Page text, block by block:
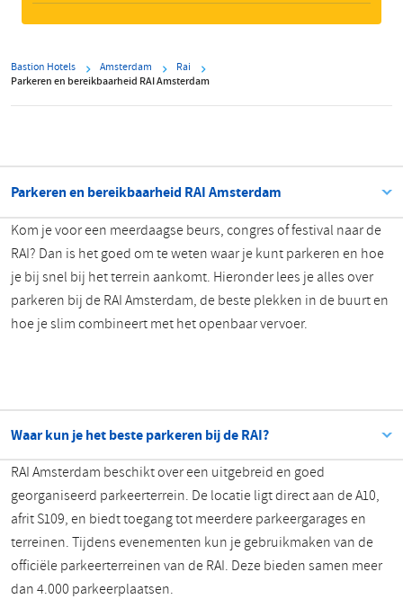
Bastion Hotels Amsterdam
Rai
Parkeren en bereikbaarheid RAI Amsterdam
Parkeren en bereikbaarheid RAI Amsterdam
Kom je voor een meerdaagse beurs, congres of festival naar de
RAI? Dan is het goed om te weten waar je kunt parkeren en hoe
je bij snel bij het terrein aankomt. Hieronder lees je alles over
parkeren bij de RAI Amsterdam, de beste plekken in de buurt en
hoe je slim combineert met het openbaar vervoer.
Waar kun je het beste parkeren bij de RAI?
RAI Amsterdam beschikt over een uitgebreid en goed
georganiseerd parkeerterrein. De locatie ligt direct aan de A10,
afrit S109, en biedt toegang tot meerdere parkeergarages en
terreinen. Tijdens evenementen kun je gebruikmaken van de
officiële parkeerterreinen van de RAI. Deze bieden samen meer
dan 4.000 parkeerplaatsen.